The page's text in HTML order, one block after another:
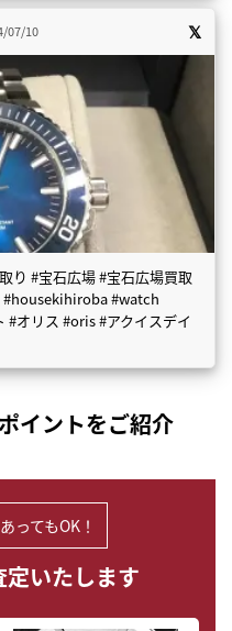
07/10
り #宝石広場 #宝石広場買取
#housekihiroba #watch
オリス #oris #アクイスデイ
イントをご紹介
ってもOK！
いたします